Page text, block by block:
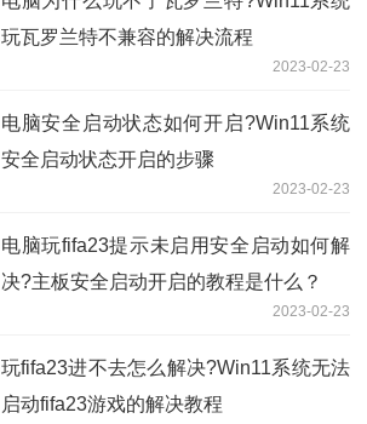
玩瓦罗兰特不兼容的解决流程
2023-02-23
电脑安全启动状态如何开启?Win11系统
安全启动状态开启的步骤
2023-02-23
电脑玩fifa23提示未启用安全启动如何解
决?主板安全启动开启的教程是什么？
2023-02-23
玩fifa23进不去怎么解决?Win11系统无法
启动fifa23游戏的解决教程